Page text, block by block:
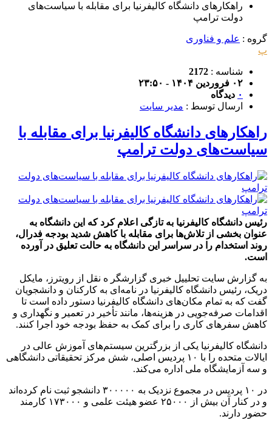
راهکارهای دانشگاه کالیفرنیا برای مقابله با سیاست‌های
دولت ترامپ
گروه : علم و فناوری
پ
شناسه : 2172
۰۲ فروردین ۱۴۰۴ - ۲۳:۵۰
۰ دیدگاه
ارسال توسط : مدیر سایت
راهکارهای دانشگاه کالیفرنیا برای مقابله با
سیاست‌های دولت ترامپ
رئیس دانشگاه کالیفرنیا به تازگی اعلام کرد که این دانشگاه به
عنوان بخشی از تلاش‌ها برای مقابله با کاهش شدید بودجه فدرال،
روند استخدام را در سراسر این دانشگاه به حالت تعلیق در آورده
است.
به گزارش سایت تحلییل خبری گزارشگر ه نقل از رویترز، مایکل
دریک، رئیس دانشگاه کالیفرنیا در نامه‌ای به کارکنان و دانشجویان
گفت که به تمام مکان‌های دانشگاه کالیفرنیا دستور داده است تا
اقدامات صرفه‌جویی در هزینه‌ها، مانند تأخیر در تعمیر و نگهداری و
کاهش سفرهای کاری را برای کمک به حفظ بودجه خود اجرا کنند.
دانشگاه کالیفرنیا یکی از بزرگترین سیستم‌های آموزش عالی در
ایالات متحده را با ۱۰ پردیس اصلی، شش مرکز تحقیقاتی دانشگاهی
و سه آزمایشگاه ملی اداره می‌کند.
در ۱۰ پردیس در مجموع نزدیک به ۳۰۰۰۰۰ دانشجو ثبت نام کرده‌اند
و در کنار آن بیش از ۲۵۰۰۰ عضو هیئت علمی و ۱۷۳۰۰۰ کارمند
حضور دارند.